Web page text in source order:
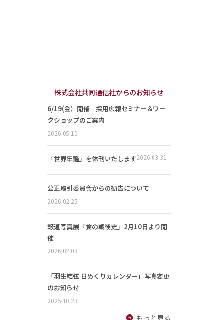
株式会社共同通信社からのお知らせ
6/19(金）開催 採用広報セミナー＆ワー
クショップのご案内
2026.05.10
「世界年鑑」を休刊いたします2026.03.31
公正取引委員会からの勧告について
2026.02.25
報道写真展「食の戦後史」2月10日より開
催
2026.02.03
「羽生結弦 日めくりカレンダー」写真変更
のお知らせ
2025.10.23
もっと見る